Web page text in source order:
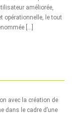
améliorée,
opérationnelle, le tout
[…]
avec la création de
dans le cadre d’une